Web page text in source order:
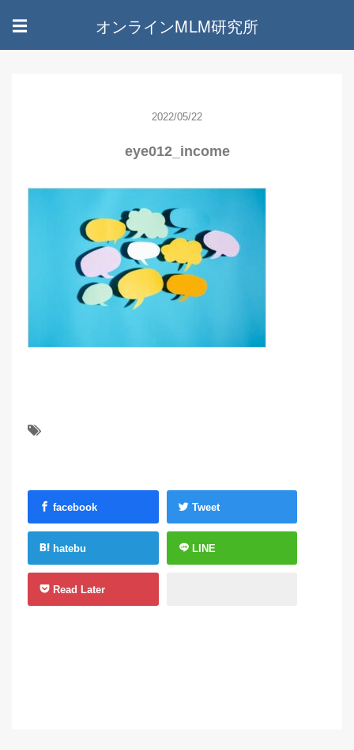
☰ オンラインMLM研究所
2022/05/22
eye012_income
facebook Tweet
hatebu LINE
Read Later